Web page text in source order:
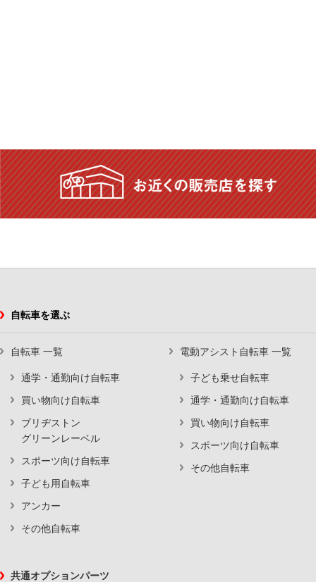
自転車を選ぶ
自転車 一覧
通学・通勤向け自転車
買い物向け自転車
ブリヂストン
グリーンレーベル
スポーツ向け自転車
子ども用自転車
アンカー
その他自転車
電動アシスト自転車 一覧
子ども乗せ自転車
通学・通勤向け自転車
買い物向け自転車
スポーツ向け自転車
その他自転車
共通オプションパーツ